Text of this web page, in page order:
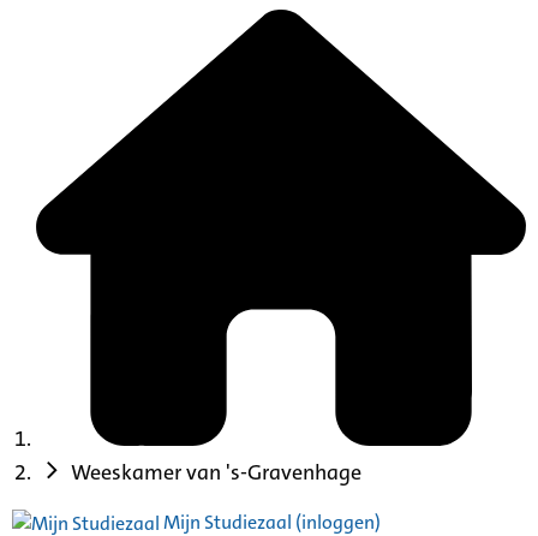
Weeskamer van 's-Gravenhage
Mijn Studiezaal (inloggen)